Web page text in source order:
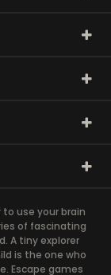
use your brain
of fascinating
A tiny explorer
is the one who
Escape games